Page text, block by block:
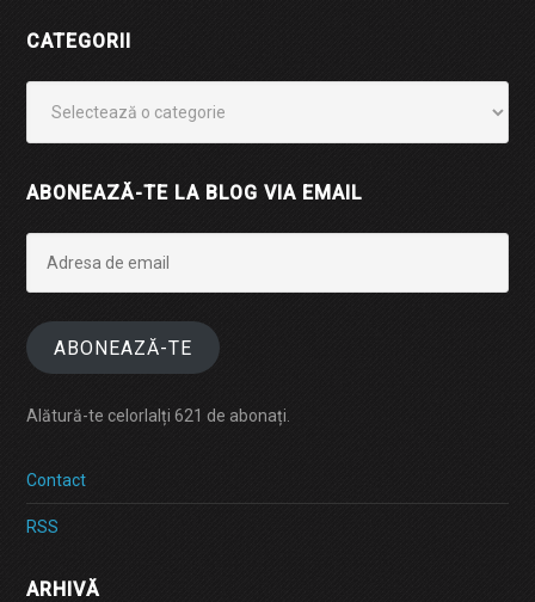
CATEGORII
ABONEAZĂ-TE LA BLOG VIA EMAIL
email
ABONEAZĂ-TE
Alătură-te celorlalți 621 de abonați.
Contact
RSS
ARHIVĂ